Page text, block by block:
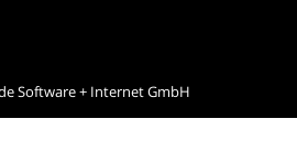
Software + Internet GmbH